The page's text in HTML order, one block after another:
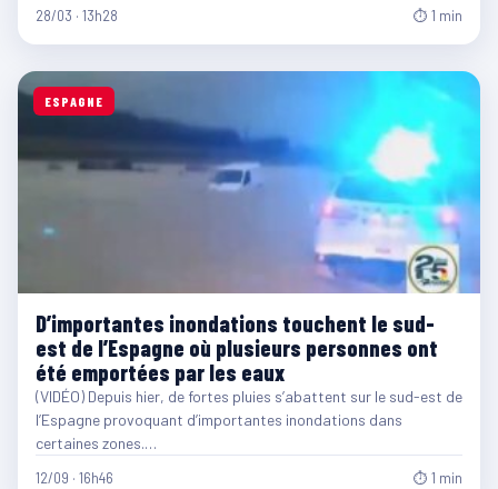
28/03 · 13h28 ⏱ 1 min
ESPAGNE
D’importantes inondations touchent le sud-
est de l’Espagne où plusieurs personnes ont
été emportées par les eaux
(VIDÉO) Depuis hier, de fortes pluies s’abattent sur le sud-est de
l’Espagne provoquant d’importantes inondations dans
certaines zones.…
12/09 · 16h46 ⏱ 1 min